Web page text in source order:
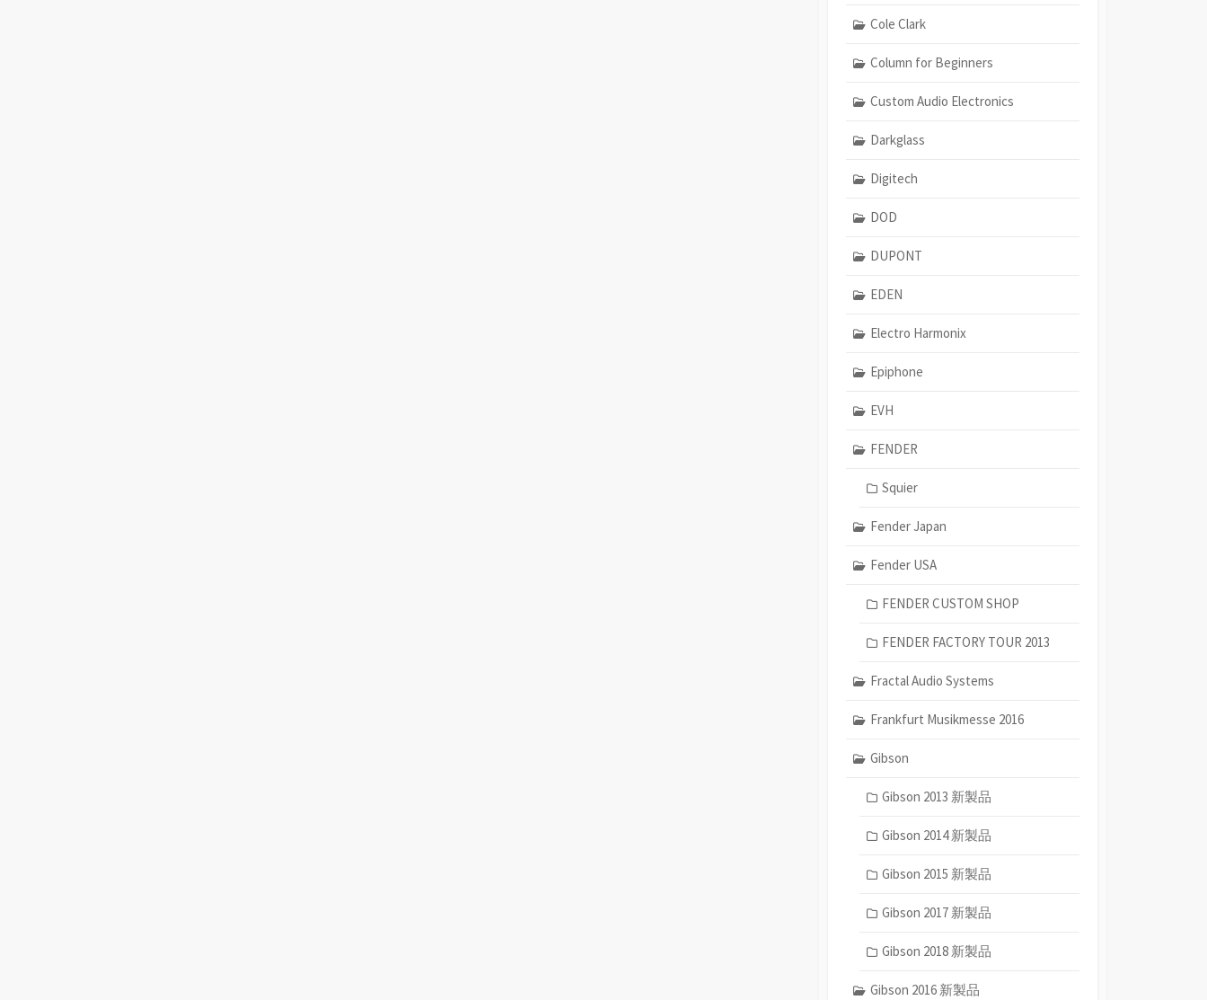
Cole Clark
Column for Beginners
Custom Audio Electronics
Darkglass
Digitech
DOD
DUPONT
EDEN
Electro Harmonix
Epiphone
EVH
FENDER
Squier
Fender Japan
Fender USA
FENDER CUSTOM SHOP
FENDER FACTORY TOUR 2013
Fractal Audio Systems
Frankfurt Musikmesse 2016
Gibson
Gibson 2013 新製品
Gibson 2014 新製品
Gibson 2015 新製品
Gibson 2017 新製品
Gibson 2018 新製品
Gibson 2016 新製品